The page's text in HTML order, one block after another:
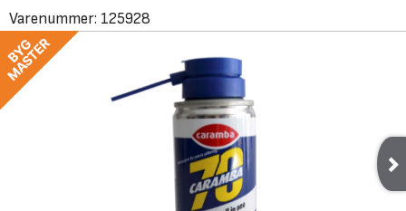
Varenummer: 125928